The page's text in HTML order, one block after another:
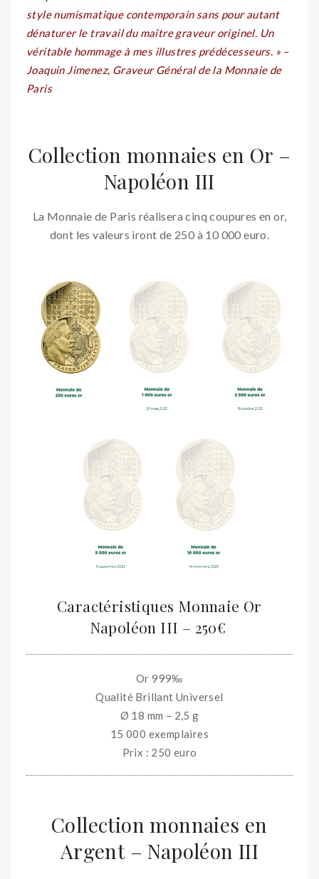
style numismatique contemporain sans pour autant
dénaturer le travail du maître graveur originel. Un
véritable hommage à mes illustres prédécesseurs. » –
Joaquin Jimenez, Graveur Général de la Monnaie de
Paris
Collection monnaies en Or –
Napoléon III
La Monnaie de Paris réalisera cinq coupures en or,
dont les valeurs iront de 250 à 10 000 euro.
Caractéristiques Monnaie Or
Napoléon III – 250€
Or 999‰
Qualité Brillant Universel
Ø 18 mm – 2,5 g
15 000 exemplaires
Prix : 250 euro
Collection monnaies en
Argent – Napoléon III